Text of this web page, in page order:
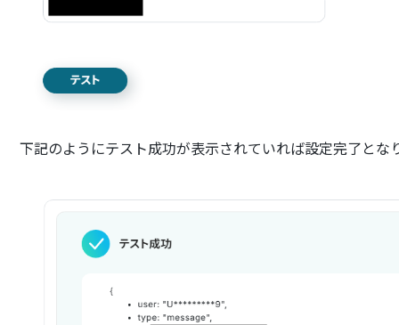
下記のようにテスト成功が表示されていれば設定完了とな